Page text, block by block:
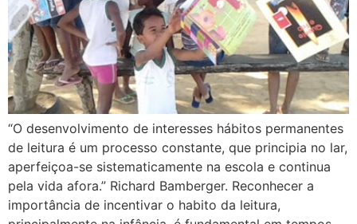
“O desenvolvimento de interesses hábitos permanentes
de leitura é um processo constante, que principia no lar,
aperfeiçoa-se sistematicamente na escola e continua
pela vida afora.” Richard Bamberger. Reconhecer a
importância de incentivar o habito da leitura,